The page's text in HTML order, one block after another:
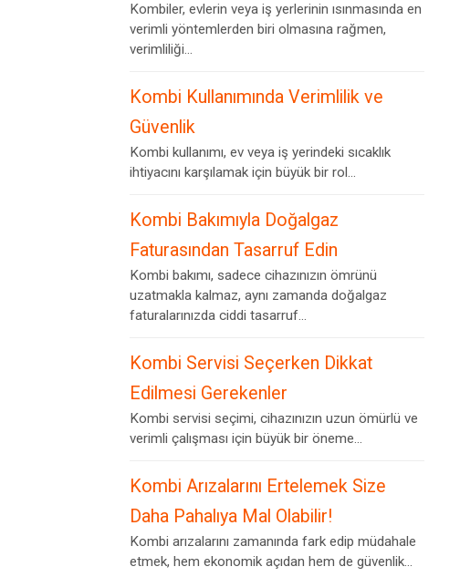
Kombiler, evlerin veya iş yerlerinin ısınmasında en
verimli yöntemlerden biri olmasına rağmen,
verimliliği...
Kombi Kullanımında Verimlilik ve
Güvenlik
Kombi kullanımı, ev veya iş yerindeki sıcaklık
ihtiyacını karşılamak için büyük bir rol...
Kombi Bakımıyla Doğalgaz
Faturasından Tasarruf Edin
Kombi bakımı, sadece cihazınızın ömrünü
uzatmakla kalmaz, aynı zamanda doğalgaz
faturalarınızda ciddi tasarruf...
Kombi Servisi Seçerken Dikkat
Edilmesi Gerekenler
Kombi servisi seçimi, cihazınızın uzun ömürlü ve
verimli çalışması için büyük bir öneme...
Kombi Arızalarını Ertelemek Size
Daha Pahalıya Mal Olabilir!
Kombi arızalarını zamanında fark edip müdahale
etmek, hem ekonomik açıdan hem de güvenlik...